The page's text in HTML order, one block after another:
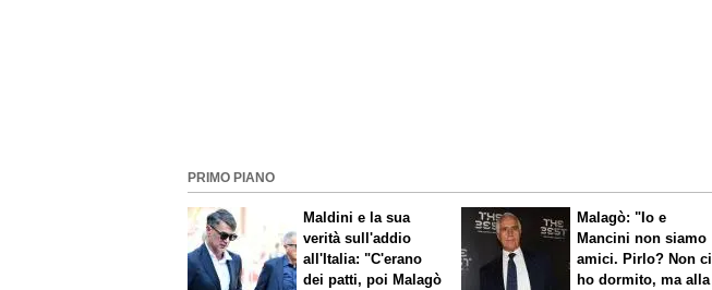
PRIMO PIANO
Maldini e la sua
verità sull'addio
all'Italia: "C'erano
dei patti, poi Malagò
Malagò: "Io e
Mancini non siamo
amici. Pirlo? Non ci
ho dormito, ma alla